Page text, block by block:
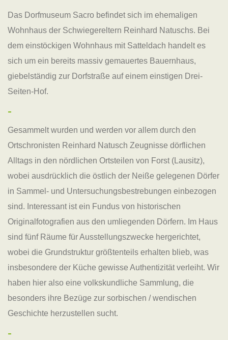
Das Dorfmuseum Sacro befindet sich im ehemaligen
Wohnhaus der Schwiegereltern Reinhard Natuschs. Bei
dem einstöckigen Wohnhaus mit Satteldach handelt es
sich um ein bereits massiv gemauertes Bauernhaus,
giebelständig zur Dorfstraße auf einem einstigen Drei-
Seiten-Hof.
-
Gesammelt wurden und werden vor allem durch den
Ortschronisten Reinhard Natusch Zeugnisse dörflichen
Alltags in den nördlichen Ortsteilen von Forst (Lausitz),
wobei ausdrücklich die östlich der Neiße gelegenen Dörfer
in Sammel- und Untersuchungsbestrebungen einbezogen
sind. Interessant ist ein Fundus von historischen
Originalfotografien aus den umliegenden Dörfern. Im Haus
sind fünf Räume für Ausstellungszwecke hergerichtet,
wobei die Grundstruktur größtenteils erhalten blieb, was
insbesondere der Küche gewisse Authentizität verleiht. Wir
haben hier also eine volkskundliche Sammlung, die
besonders ihre Bezüge zur sorbischen / wendischen
Geschichte herzustellen sucht.
-